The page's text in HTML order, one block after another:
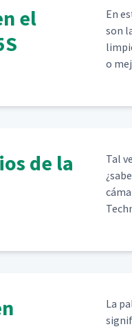
el
En
son
o
de la
Tal
La